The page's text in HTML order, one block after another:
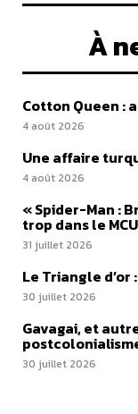
À
Cotton Queen :
4 août 2026
Une affaire
4 août 2026
« Spider-Man :
trop dans le
31 juillet 2026
Le Triangle d’or
30 juillet 2026
Gavagai, et
30 juillet 2026